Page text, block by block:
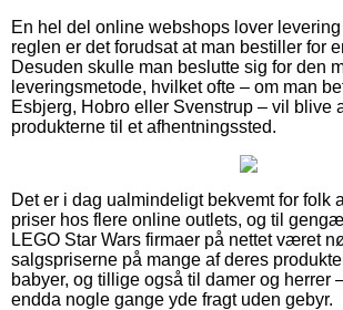
En hel del online webshops lover
reglen er det forudsat at man bestiller for
Desuden skulle man beslutte sig for den
leveringsmetode, hvilket ofte – om man
Esbjerg, Hobro eller Svenstrup – vil blive
produkterne til et afhentningssted.
Det er i dag ualmindeligt bekvemt for folk
priser hos flere online outlets, og til
LEGO Star Wars firmaer på nettet været
salgspriserne på mange af deres
babyer, og tillige også til damer og herrer
endda nogle gange yde fragt uden gebyr.